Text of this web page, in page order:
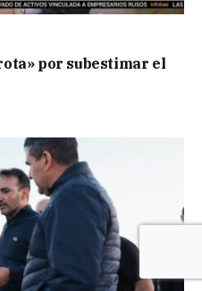
por subestimar el